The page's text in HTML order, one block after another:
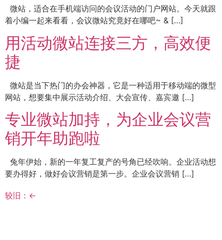
微站，适合在手机端访问的会议活动的门户网站。今天就跟
着小编一起来看看，会议微站究竟好在哪吧~ & […]
用活动微站连接三方，高效便
捷
微站是当下热门的办会神器，它是一种适用于移动端的微型
网站，想要集中展示活动介绍、大会宣传、嘉宾邀 […]
专业微站加持，为企业会议营
销开年助跑啦
兔年伊始，新的一年复工复产的号角已经吹响。企业活动想
要办得好，做好会议营销是第一步。企业会议营销 […]
较旧： ←